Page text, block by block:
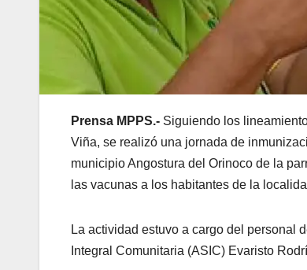
Prensa MPPS.- Siguiendo los
Viña, se realizó una jornada de
municipio Angostura del Orinoco de la
las vacunas a los habitantes de la
La actividad estuvo a cargo del personal
Integral Comunitaria (ASIC) Evaristo